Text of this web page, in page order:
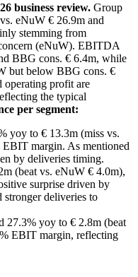
business review. Group
eNuW € 26.9m and
stemming from
(eNuW). EBITDA
BBG cons. € 6.4m, while
but below BBG cons. €
operating profit are
the typical
per segment:
yoy to € 13.3m (miss vs.
margin. As mentioned
by deliveries timing.
(beat vs. eNuW € 4.0m),
surprise driven by
stronger deliveries to
27.3% yoy to € 2.8m (beat
EBIT margin, reflecting